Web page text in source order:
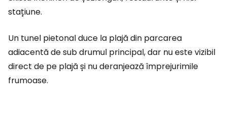
stațiune.
Un tunel pietonal duce la plajă din parcarea
adiacentă de sub drumul principal, dar nu este vizibil
direct de pe plajă și nu deranjează împrejurimile
frumoase.